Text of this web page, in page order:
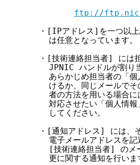
ftp://
・[IPアドレス]を一つ以
    は任意となっています。
・[技術連絡担当者] には
JPNIC ハンドルが割り
あらかじめ担当者の「
けるか、同じメールでそ
者の方法を用いる場合
対応させたい「個人情
    してください。
・[通知アドレス] には、
電子メールアドレスを記
[技術連絡担当者] のメ
更に関する通知を行いま